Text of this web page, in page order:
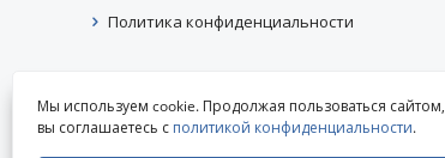
Политика конфиденциальности
Мы используем cookie. Продолжая пользоваться сайтом,
вы соглашаетесь с политикой конфиденциальности.